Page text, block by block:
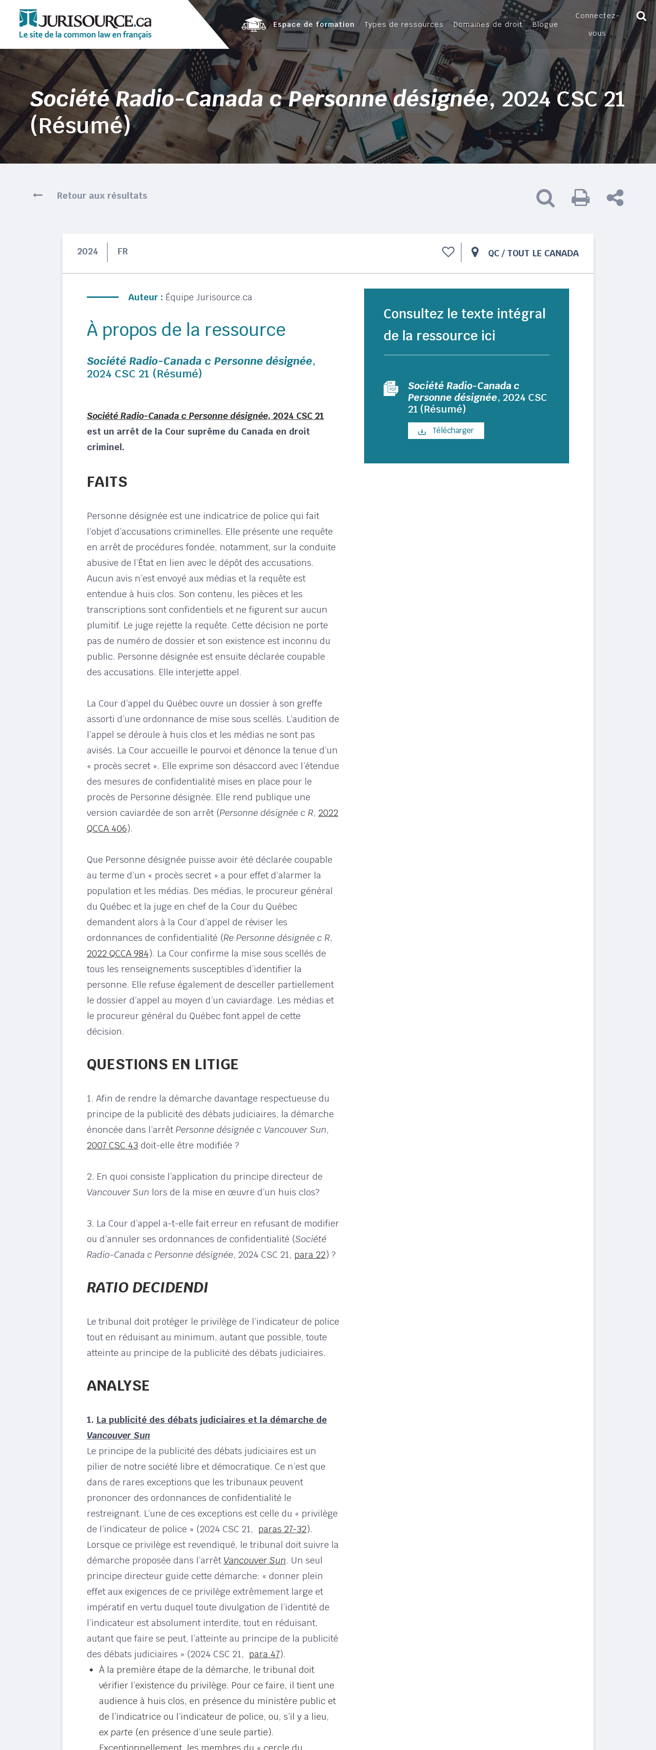
Connectez-
vous
Espace de formation Types de ressources Domaines de droit Blogue
Société Radio-Canada c Personne désignée, 2024 CSC 21
(Résumé)
Retour aux résultats
2024 FR QC / TOUT LE CANADA
Auteur : Équipe Jurisource.ca
À propos de la ressource
Société Radio-Canada c Personne désignée,
2024 CSC 21 (Résumé)
Société Radio-Canada c Personne désignée, 2024 CSC 21
est un arrêt de la Cour suprême du Canada en droit
criminel.
FAITS
Personne désignée est une indicatrice de police qui fait
l’objet d’accusations criminelles. Elle présente une requête
en arrêt de procédures fondée, notamment, sur la conduite
abusive de l’État en lien avec le dépôt des accusations.
Aucun avis n’est envoyé aux médias et la requête est
entendue à huis clos. Son contenu, les pièces et les
transcriptions sont confidentiels et ne figurent sur aucun
plumitif. Le juge rejette la requête. Cette décision ne porte
pas de numéro de dossier et son existence est inconnu du
public. Personne désignée est ensuite déclarée coupable
des accusations. Elle interjette appel.
La Cour d’appel du Québec ouvre un dossier à son greffe
assorti d’une ordonnance de mise sous scellés. L’audition de
l’appel se déroule à huis clos et les médias ne sont pas
avisés. La Cour accueille le pourvoi et dénonce la tenue d’un
« procès secret ». Elle exprime son désaccord avec l’étendue
des mesures de confidentialité mises en place pour le
procès de Personne désignée. Elle rend publique une
version caviardée de son arrêt (Personne désignée c R, 2022
QCCA 406).
Que Personne désignée puisse avoir été déclarée coupable
au terme d’un « procès secret » a pour effet d’alarmer la
population et les médias. Des médias, le procureur général
du Québec et la juge en chef de la Cour du Québec
demandent alors à la Cour d’appel de réviser les
ordonnances de confidentialité (Re Personne désignée c R,
2022 QCCA 984). La Cour confirme la mise sous scellés de
tous les renseignements susceptibles d’identifier la
personne. Elle refuse également de desceller partiellement
le dossier d’appel au moyen d’un caviardage. Les médias et
le procureur général du Québec font appel de cette
décision.
QUESTIONS EN LITIGE
1. Afin de rendre la démarche davantage respectueuse du
principe de la publicité des débats judiciaires, la démarche
énoncée dans l’arrêt Personne désignée c Vancouver Sun,
2007 CSC 43 doit-elle être modifiée ?
2. En quoi consiste l’application du principe directeur de
Vancouver Sun lors de la mise en œuvre d’un huis clos?
3. La Cour d’appel a-t-elle fait erreur en refusant de modifier
ou d’annuler ses ordonnances de confidentialité (Société
Radio-Canada c Personne désignée, 2024 CSC 21, para 22) ?
RATIO DECIDENDI
Le tribunal doit protéger le privilège de l’indicateur de police
tout en réduisant au minimum, autant que possible, toute
atteinte au principe de la publicité des débats judiciaires.
ANALYSE
1. La publicité des débats judiciaires et la démarche de
Vancouver Sun
Le principe de la publicité des débats judiciaires est un
pilier de notre société libre et démocratique. Ce n’est que
dans de rares exceptions que les tribunaux peuvent
prononcer des ordonnances de confidentialité le
restreignant. L’une de ces exceptions est celle du « privilège
de l’indicateur de police » (2024 CSC 21, paras 27-32).
Lorsque ce privilège est revendiqué, le tribunal doit suivre la
démarche proposée dans l’arrêt Vancouver Sun. Un seul
principe directeur guide cette démarche: « donner plein
effet aux exigences de ce privilège extrêmement large et
impératif en vertu duquel toute divulgation de l’identité de
l’indicateur est absolument interdite, tout en réduisant,
autant que faire se peut, l’atteinte au principe de la publicité
des débats judiciaires » (2024 CSC 21, para 47).
À la première étape de la démarche, le tribunal doit
vérifier l’existence du privilège. Pour ce faire, il tient une
audience à huis clos, en présence du ministère public et
de l’indicatrice ou l’indicateur de police, ou, s’il y a lieu,
ex parte (en présence d’une seule partie).
Consultez le texte intégral
de la ressource ici
Société Radio-Canada c
Personne désignée, 2024 CSC
21 (Résumé)
Télécharger